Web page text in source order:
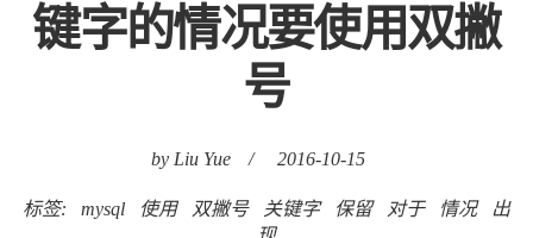
键字的情况要使用双撇
号
by Liu Yue / 2016-10-15
标签: mysql 使用 双撇号 关键字 保留 对于 情况
出